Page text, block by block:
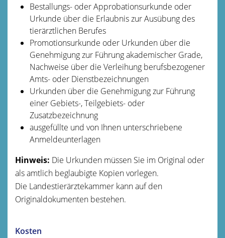
Bestallungs- oder Approbationsurkunde oder
Urkunde über die Erlaubnis zur Ausübung des
tierärztlichen Berufes
Promotionsurkunde oder Urkunden über die
Genehmigung zur Führung akademischer Grade,
Nachweise über die Verleihung berufsbezogener
Amts- oder Dienstbezeichnungen
Urkunden über die Genehmigung zur Führung
einer Gebiets-, Teilgebiets- oder
Zusatzbezeichnung
ausgefüllte und von Ihnen unterschriebene
Anmeldeunterlagen
Hinweis: Die Urkunden müssen Sie im Original oder
als amtlich beglaubigte Kopien vorlegen.
Die Landestierärztekammer kann auf den
Originaldokumenten bestehen.
Kosten